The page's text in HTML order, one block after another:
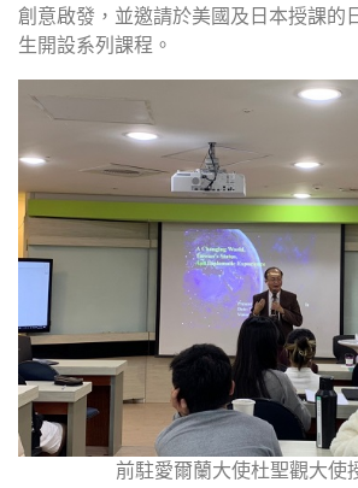
創意啟發，並邀請於美國及日本授課的
生開設系列課程。
前駐愛爾蘭大使杜聖觀大使